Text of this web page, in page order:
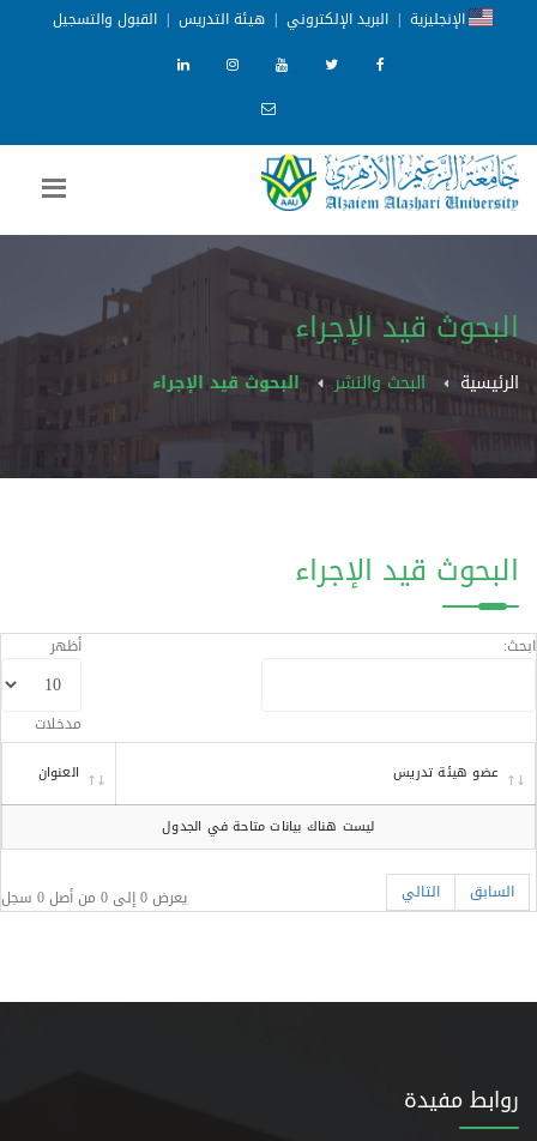
الإنجليزية | البريد الإلكتروني | هيئة التدريس | القبول والتسجيل
البحوث قيد الإجراء
الرئيسية البحث والنشر البحوث قيد الإجراء
البحوث قيد الإجراء
أظهر
مدخلات
ابحث:
عضو هيئة تدريس العنوان
ليست هناك بيانات متاحة في الجدول
يعرض 0 إلى 0 من أصل 0 سجل السابق التالي
روابط مفيدة